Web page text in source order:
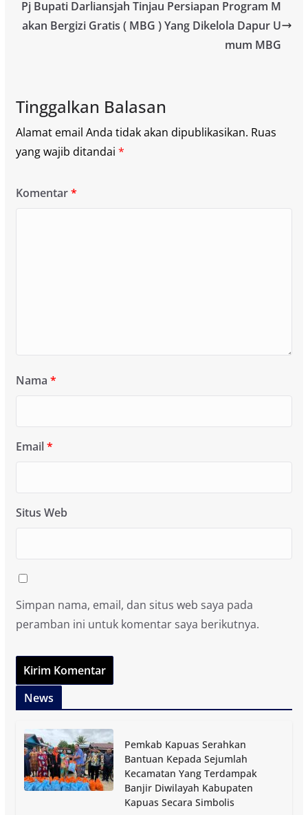
Pj Bupati Darliansjah Tinjau Persiapan Program M
akan Bergizi Gratis ( MBG ) Yang Dikelola Dapur U
mum MBG
Tinggalkan Balasan
Alamat email Anda tidak akan dipublikasikan. Ruas
yang wajib ditandai *
Komentar*
Nama *
Email*
Situs Web
Simpan nama, email, dan situs web saya pada
peramban ini untuk komentar saya berikutnya.
News
Pemkab Kapuas Serahkan
Bantuan Kepada Sejumlah
Kecamatan Yang Terdampak
Banjir Diwilayah Kabupaten
Kapuas Secara Simbolis